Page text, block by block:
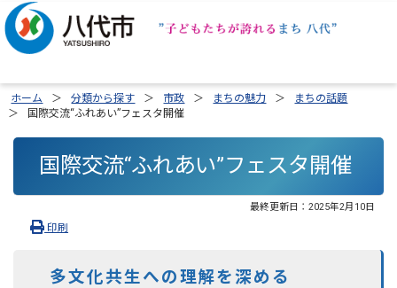
ホーム 分類から探す 市政 まちの魅力
まちの話題
国際交流“ふれあい”フェスタ開催
国際交流“ふれあい”フェスタ開催
最終更新日： 2025年2月10日
印刷
多文化共生への理解を深める